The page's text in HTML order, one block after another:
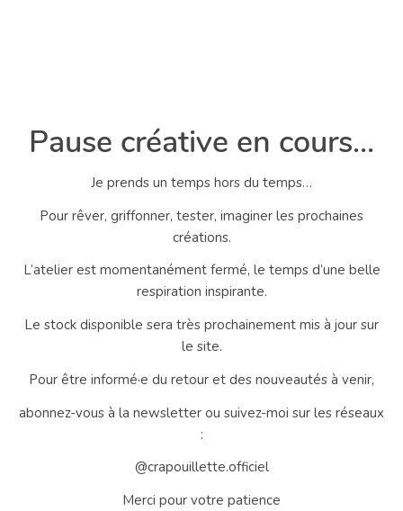
Pause créative en cours…
Je prends un temps hors du temps…
Pour rêver, griffonner, tester, imaginer les prochaines
créations.
L’atelier est momentanément fermé, le temps d’une belle
respiration inspirante.
Le stock disponible sera très prochainement mis à jour sur
le site.
Pour être informé·e du retour et des nouveautés à venir,
abonnez-vous à la newsletter ou suivez-moi sur les réseaux
:
@crapouillette.officiel
Merci pour votre patience